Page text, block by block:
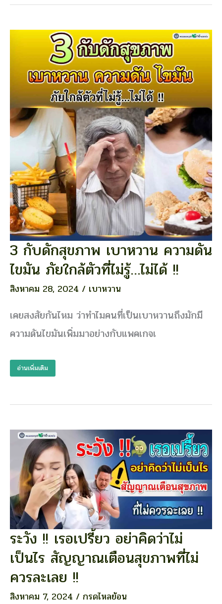
3 กับดักสุขภาพ เบาหวาน ความดัน
ไขมัน ภัยใกล้ตัวที่ไม่รู้…ไม่ได้ !!
สิงหาคม 28, 2024 / เบาหวาน
เคยสงสัยกันไหม ว่าทำไมคนที่เป็นเบาหวานถึงมักมี
ความดันไขมันเพิ่มมาอย่างกับแพคเกจเ
3
กับ
ดัก
เบา
ความ
ดัน
ภัย
ใกล้
ได้
อ่านเพิ่มเติม
ระวัง !! เรอเปรี้ยว อย่าคิดว่าไม่
เป็นไร สัญญาณเตือนสุขภาพที่ไม่
ควรละเลย !!
สิงหาคม 7, 2024 / กรดไหลย้อน
ระวัง
!!
เรอ
อย่า
คิด